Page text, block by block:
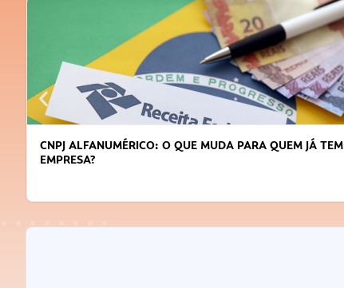
CNPJ ALFANUMÉRICO: O QUE MUDA PARA QUEM JÁ TEM
EMPRESA?